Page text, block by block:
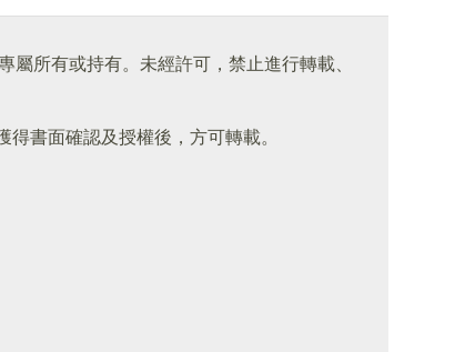
所有或持有。未經許可，禁止進行轉載、
得書面確認及授權後，方可轉載。